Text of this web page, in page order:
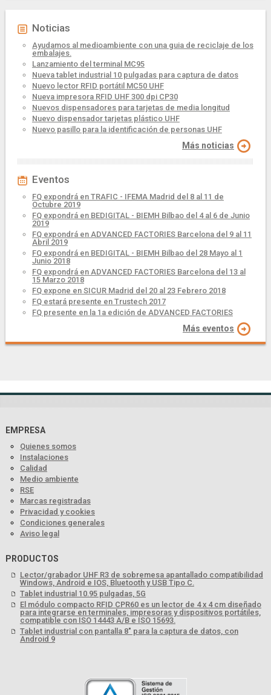
Noticias
Ayudamos al medioambiente con una guia de reciclaje de los
embalajes.
Lanzamiento del terminal MC95
Nueva tablet industrial 10 pulgadas para captura de datos
Nuevo lector RFID portátil MC50 UHF
Nueva impresora RFID UHF 300 dpi CP30
Nuevos dispensadores para tarjetas de media longitud
Nuevo dispensador tarjetas plástico UHF
Nuevo pasillo para la identificación de personas UHF
Más noticias
Eventos
FQ expondrá en TRAFIC - IFEMA Madrid del 8 al 11 de
Octubre 2019
FQ expondrá en BEDIGITAL - BIEMH Bilbao del 4 al 6 de Junio
2019
FQ expondrá en ADVANCED FACTORIES Barcelona del 9 al 11
Abril 2019
FQ expondrá en BEDIGITAL - BIEMH Bilbao del 28 Mayo al 1
Junio 2018
FQ expondrá en ADVANCED FACTORIES Barcelona del 13 al
15 Marzo 2018
FQ expone en SICUR Madrid del 20 al 23 Febrero 2018
FQ estará presente en Trustech 2017
FQ presente en la 1a edición de ADVANCED FACTORIES
Más eventos
EMPRESA
Quienes somos
Instalaciones
Calidad
Medio ambiente
RSE
Marcas registradas
Privacidad y cookies
Condiciones generales
Aviso legal
PRODUCTOS
Lector/grabador UHF R3 de sobremesa apantallado compatibilidad
Windows, Android e IOS, Bluetooth y USB Tipo C.
Tablet industrial 10.95 pulgadas, 5G
El módulo compacto RFID CPR60 es un lector de 4 x 4 cm diseñado
para integrarse en terminales, impresoras y dispositivos portátiles,
compatible con ISO 14443 A/B e ISO 15693.
Tablet industrial con pantalla 8" para la captura de datos, con
Android 9